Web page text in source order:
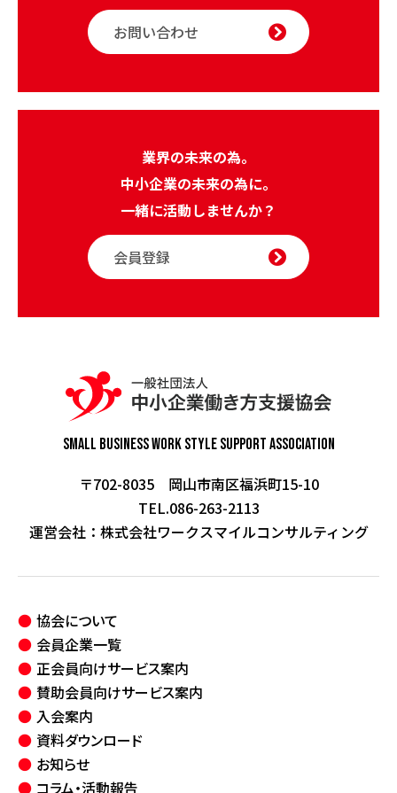
お問い合わせ
業界の未来の為。
中小企業の未来の為に。
一緒に活動しませんか？
会員登録
Small Business Work StyleSupport Association
〒702-8035 岡山市南区福浜町15-10
TEL.086-263-2113
運営会社： 株式会社ワークスマイルコンサルティング
協会について
会員企業一覧
正会員向けサービス案内
賛助会員向けサービス案内
入会案内
資料ダウンロード
お知らせ
コラム・活動報告